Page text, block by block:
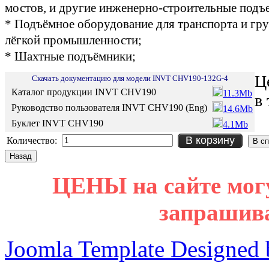
мостов, и другие инженерно-строительные
* Подъёмное оборудование для транспорта и
лёгкой промышленности;
* Шахтные подъёмники;
Скачать документацию для модели INVT CHV190-132G-4
Каталог продукции INVT CHV190
11.3Mb
Руководство пользователя INVT CHV190 (Eng)
14.6Mb
Буклет INVT CHV190
4.1Mb
в
Количество: В корзину
ЦЕНЫ на сайте
Joomla Template Designed